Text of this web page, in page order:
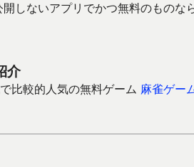
しないアプリでかつ無料のものな
介
比較的人気の無料ゲーム 麻雀ゲー